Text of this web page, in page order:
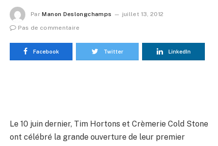
Par Manon Deslongchamps
juillet 13, 2012
Pas de commentaire
Facebook Twitter LinkedIn
Le 10 juin dernier, Tim Hortons et Crèmerie Cold Stone
ont célébré la grande ouverture de leur premier